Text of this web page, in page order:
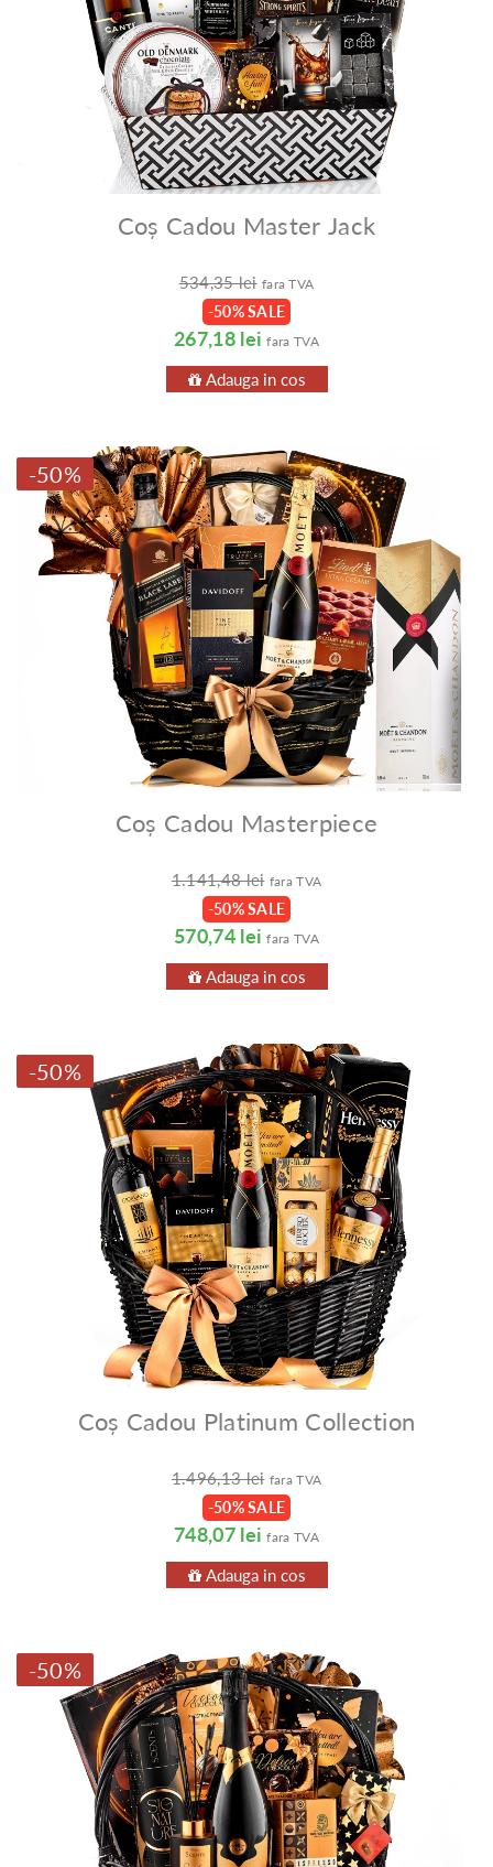
Coș Cadou Master Jack
534,35 lei fara TVA
-50% SALE
267,18 lei fara TVA
Adauga in cos
-50%
Coș Cadou Masterpiece
1.141,48 lei fara TVA
-50% SALE
570,74 lei fara TVA
Adauga in cos
-50%
Coș Cadou Platinum Collection
1.496,13 lei fara TVA
-50% SALE
748,07 lei fara TVA
Adauga in cos
-50%